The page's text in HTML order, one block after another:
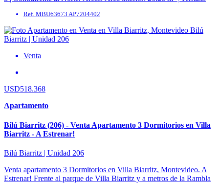
Ref. MBU63673 AP7204402
Venta
USD518.368
Apartamento
Bilú Biarritz (206) - Venta Apartamento 3 Dormitorios en Villa
Biarritz - A Estrenar!
Bilú Biarritz | Unidad 206
Venta apartamento 3 Dormitorios en Villa Biarritz, Montevideo. A
Estrenar! Frente al parque de Villa Biarritz y a metros de la Rambla